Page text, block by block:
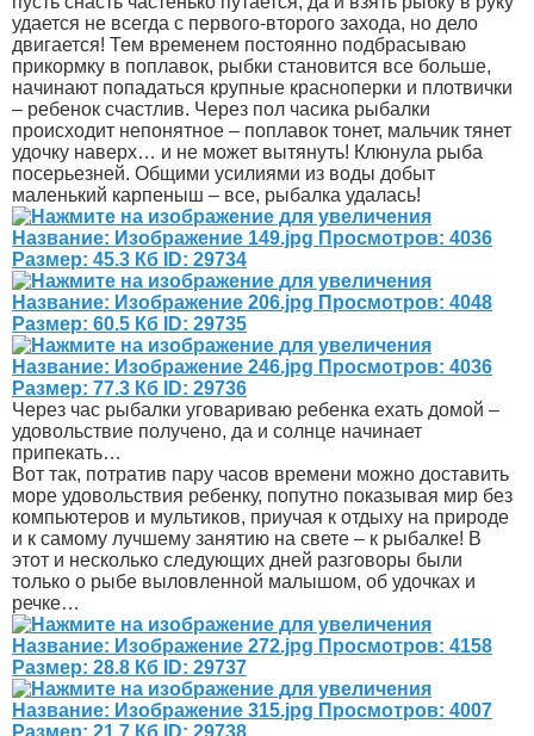
удается не всегда с первого-второго захода, но дело
двигается! Тем временем постоянно подбрасываю
прикормку в поплавок, рыбки становится все больше,
начинают попадаться крупные красноперки и плотвички
– ребенок счастлив. Через пол часика рыбалки
происходит непонятное – поплавок тонет, мальчик тянет
удочку наверх… и не может вытянуть! Клюнула рыба
посерьезней. Общими усилиями из воды добыт
маленький карпеныш – все, рыбалка удалась!
Через час рыбалки уговариваю ребенка ехать домой –
удовольствие получено, да и солнце начинает
припекать…
Вот так, потратив пару часов времени можно доставить
море удовольствия ребенку, попутно показывая мир без
компьютеров и мультиков, приучая к отдыху на природе
и к самому лучшему занятию на свете – к рыбалке! В
этот и несколько следующих дней разговоры были
только о рыбе выловленной малышом, об удочках и
речке…